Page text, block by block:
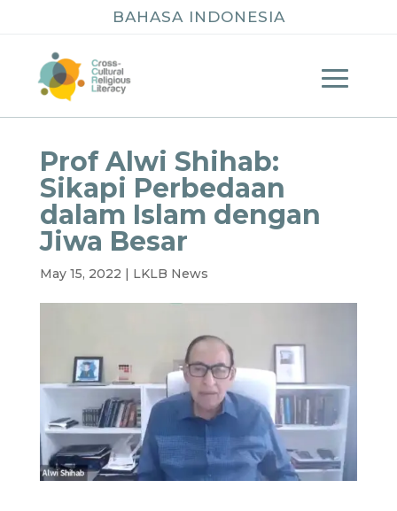
BAHASA INDONESIA
Prof Alwi Shihab:
Sikapi Perbedaan
dalam Islam dengan
Jiwa Besar
May 15, 2022 | LKLB News